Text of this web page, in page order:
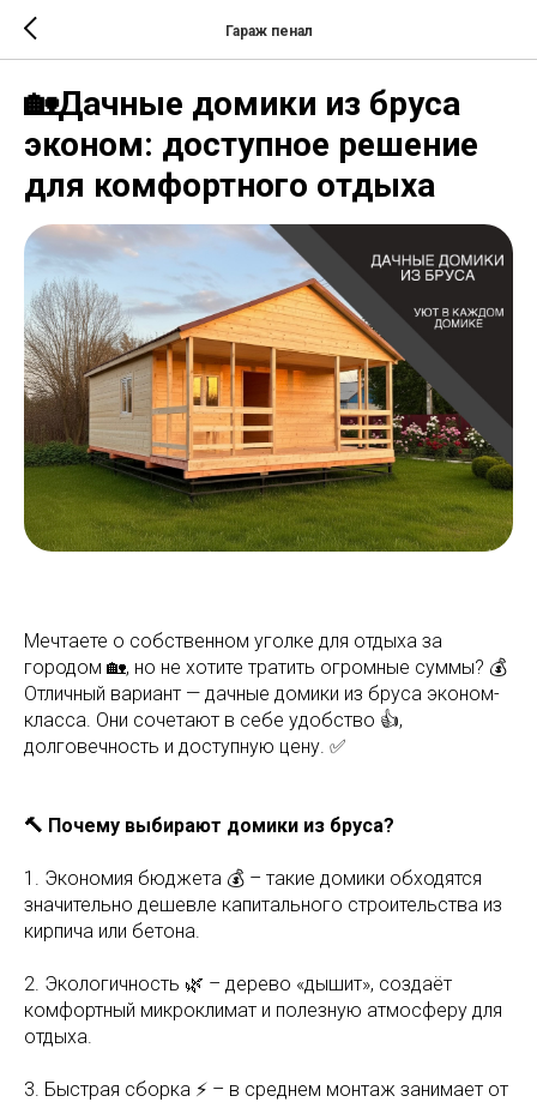
Гараж пенал
🏡Дачные домики из бруса
эконом: доступное решение
для комфортного отдыха
Мечтаете о собственном уголке для отдыха за
городом 🏡, но не хотите тратить огромные суммы? 💰
Отличный вариант — дачные домики из бруса эконом-
класса. Они сочетают в себе удобство 👍,
долговечность и доступную цену. ✅
🔨 Почему выбирают домики из бруса?
1. Экономия бюджета 💰 – такие домики обходятся
значительно дешевле капитального строительства из
кирпича или бетона.
2. Экологичность 🌿 – дерево «дышит», создаёт
комфортный микроклимат и полезную атмосферу для
отдыха.
3. Быстрая сборка ⚡ – в среднем монтаж занимает от